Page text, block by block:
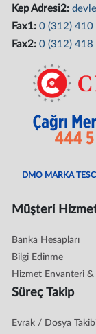
Kep Adresi2:
Fax1:0 (312) 410
Fax2:0 (312) 418
DMO MARKA
Müşteri
Banka Hesapları
Bilgi Edinme
Hizmet Envanteri &
Süreç Takip
Evrak / Dosya